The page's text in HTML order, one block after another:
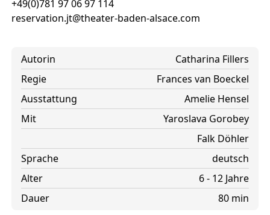
+49(0)781 97 06 97 114
reservation.jt@theater-baden-alsace.com
Autorin
Catharina Fillers
Regie
Frances van Boeckel
Ausstattung
Amelie Hensel
Mit
Yaroslava Gorobey
Falk Döhler
Sprache
deutsch
Alter
6 - 12 Jahre
Dauer
80 min